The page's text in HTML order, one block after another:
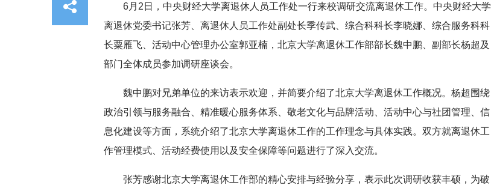
6月2日，中央财经大学离退休人员工作处一行来校调研交流离退休工作。中央财经大学
离退休党委书记张芳、离退休人员工作处副处长季传武、综合科科长李晓娜、综合服务科科
长粟雁飞、活动中心管理办公室郭亚楠，北京大学离退休工作部部长魏中鹏、副部长杨超及
部门全体成员参加调研座谈会。
魏中鹏对兄弟单位的来访表示欢迎，并简要介绍了北京大学离退休工作概况。杨超围绕
政治引领与服务融合、精准暖心服务体系、敬老文化与品牌活动、活动中心与社团管理、信
息化建设等方面，系统介绍了北京大学离退休工作的工作理念与具体实践。双方就离退休工
作管理模式、活动经费使用以及安全保障等问题进行了深入交流。
张芳感谢北京大学离退休工作部的精心安排与经验分享，表示此次调研收获丰硕，为破